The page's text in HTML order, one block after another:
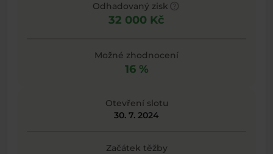
Odhadovaný zisk
32 000 Kč
Možné zhodnocení
16 %
Otevření slotu
30. 7. 2024
Začátek těžby